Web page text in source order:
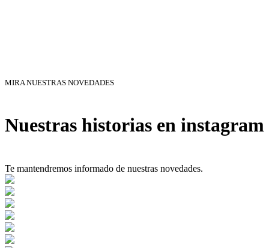
MIRA NUESTRAS NOVEDADES
Nuestras historias en instagram
Te mantendremos informado de nuestras novedades.